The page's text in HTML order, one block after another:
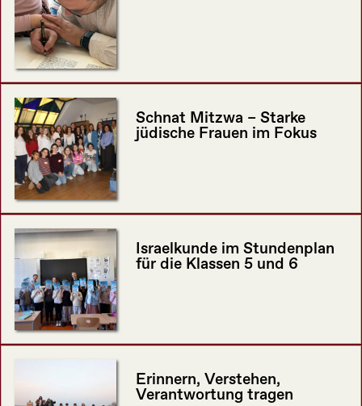
Schnat Mitzwa – Starke
jüdische Frauen im Fokus
Israelkunde im Stundenplan
für die Klassen 5 und 6
Erinnern, Verstehen,
Verantwortung tragen